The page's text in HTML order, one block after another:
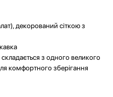
декорований сіткою з
з одного великого
комфортного зберігання